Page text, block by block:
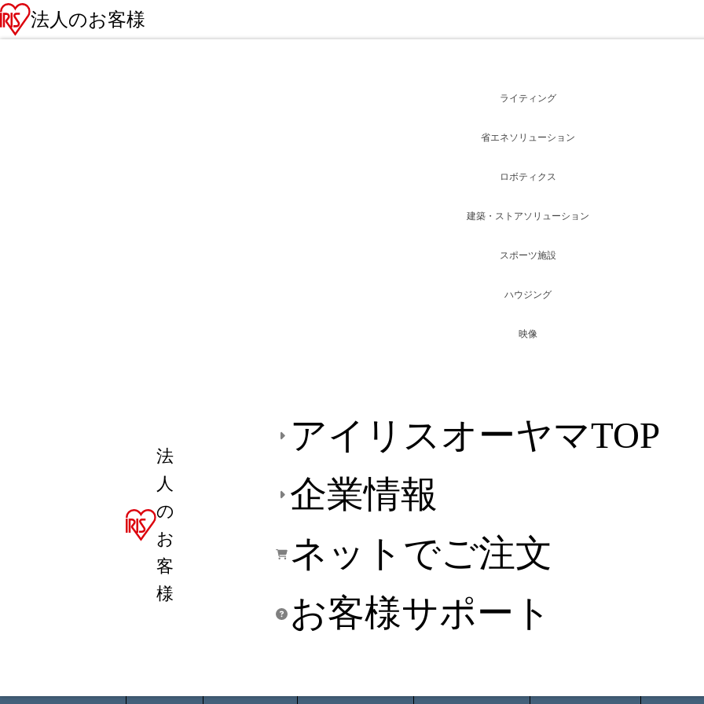
法人のお客様
法
人
の
お
客
様
アイリスオーヤマTOP
企業情報
ネットでご注文
お客様サポート
ライティング
省エネソリューション
ロボティクス
建築・ストアソリューション
スポーツ施設
ハウジング
映像